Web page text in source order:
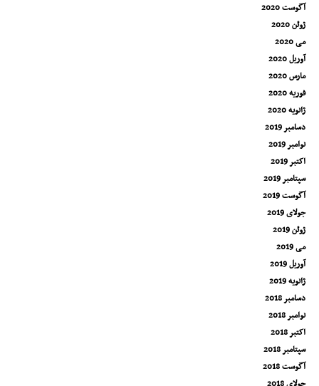
آگوست 2020
ژوئن 2020
می 2020
آوریل 2020
مارس 2020
فوریه 2020
ژانویه 2020
دسامبر 2019
نوامبر 2019
اکتبر 2019
سپتامبر 2019
آگوست 2019
جولای 2019
ژوئن 2019
می 2019
آوریل 2019
ژانویه 2019
دسامبر 2018
نوامبر 2018
اکتبر 2018
سپتامبر 2018
آگوست 2018